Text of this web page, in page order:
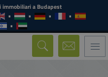
immobiliari a Budapest